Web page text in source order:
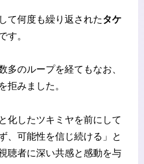
て何度も繰り返されたタケ
す。
多のループを経てもなお、
拒みました。
化したツキミヤを前にして
、可能性を信じ続ける」と
聴者に深い共感と感動を与